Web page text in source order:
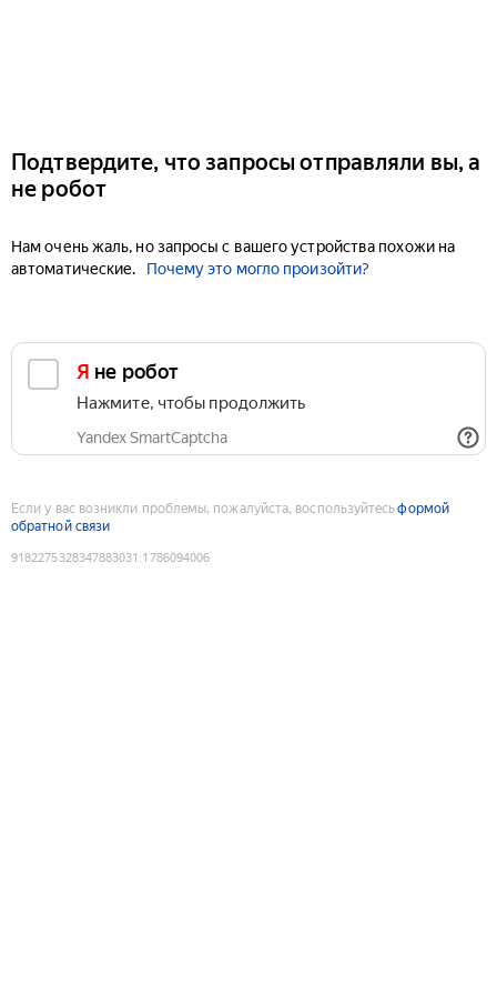
Подтвердите, что запросы отправляли вы, а
не робот
Нам очень жаль, но запросы с вашего устройства похожи на
автоматические.
Почему это могло произойти?
Я не робот
Нажмите, чтобы продолжить
Yandex SmartCaptcha
Если у вас возникли проблемы, пожалуйста, воспользуйтесьформой
обратной связи
9182275328347883031 :1786094006